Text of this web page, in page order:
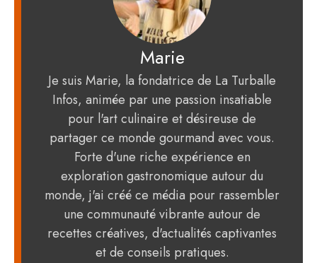
Marie
Je suis Marie, la fondatrice de La Turballe
Infos, animée par une passion insatiable
pour l'art culinaire et désireuse de
partager ce monde gourmand avec vous.
Forte d'une riche expérience en
exploration gastronomique autour du
monde, j'ai créé ce média pour rassembler
une communauté vibrante autour de
recettes créatives, d'actualités captivantes
et de conseils pratiques.